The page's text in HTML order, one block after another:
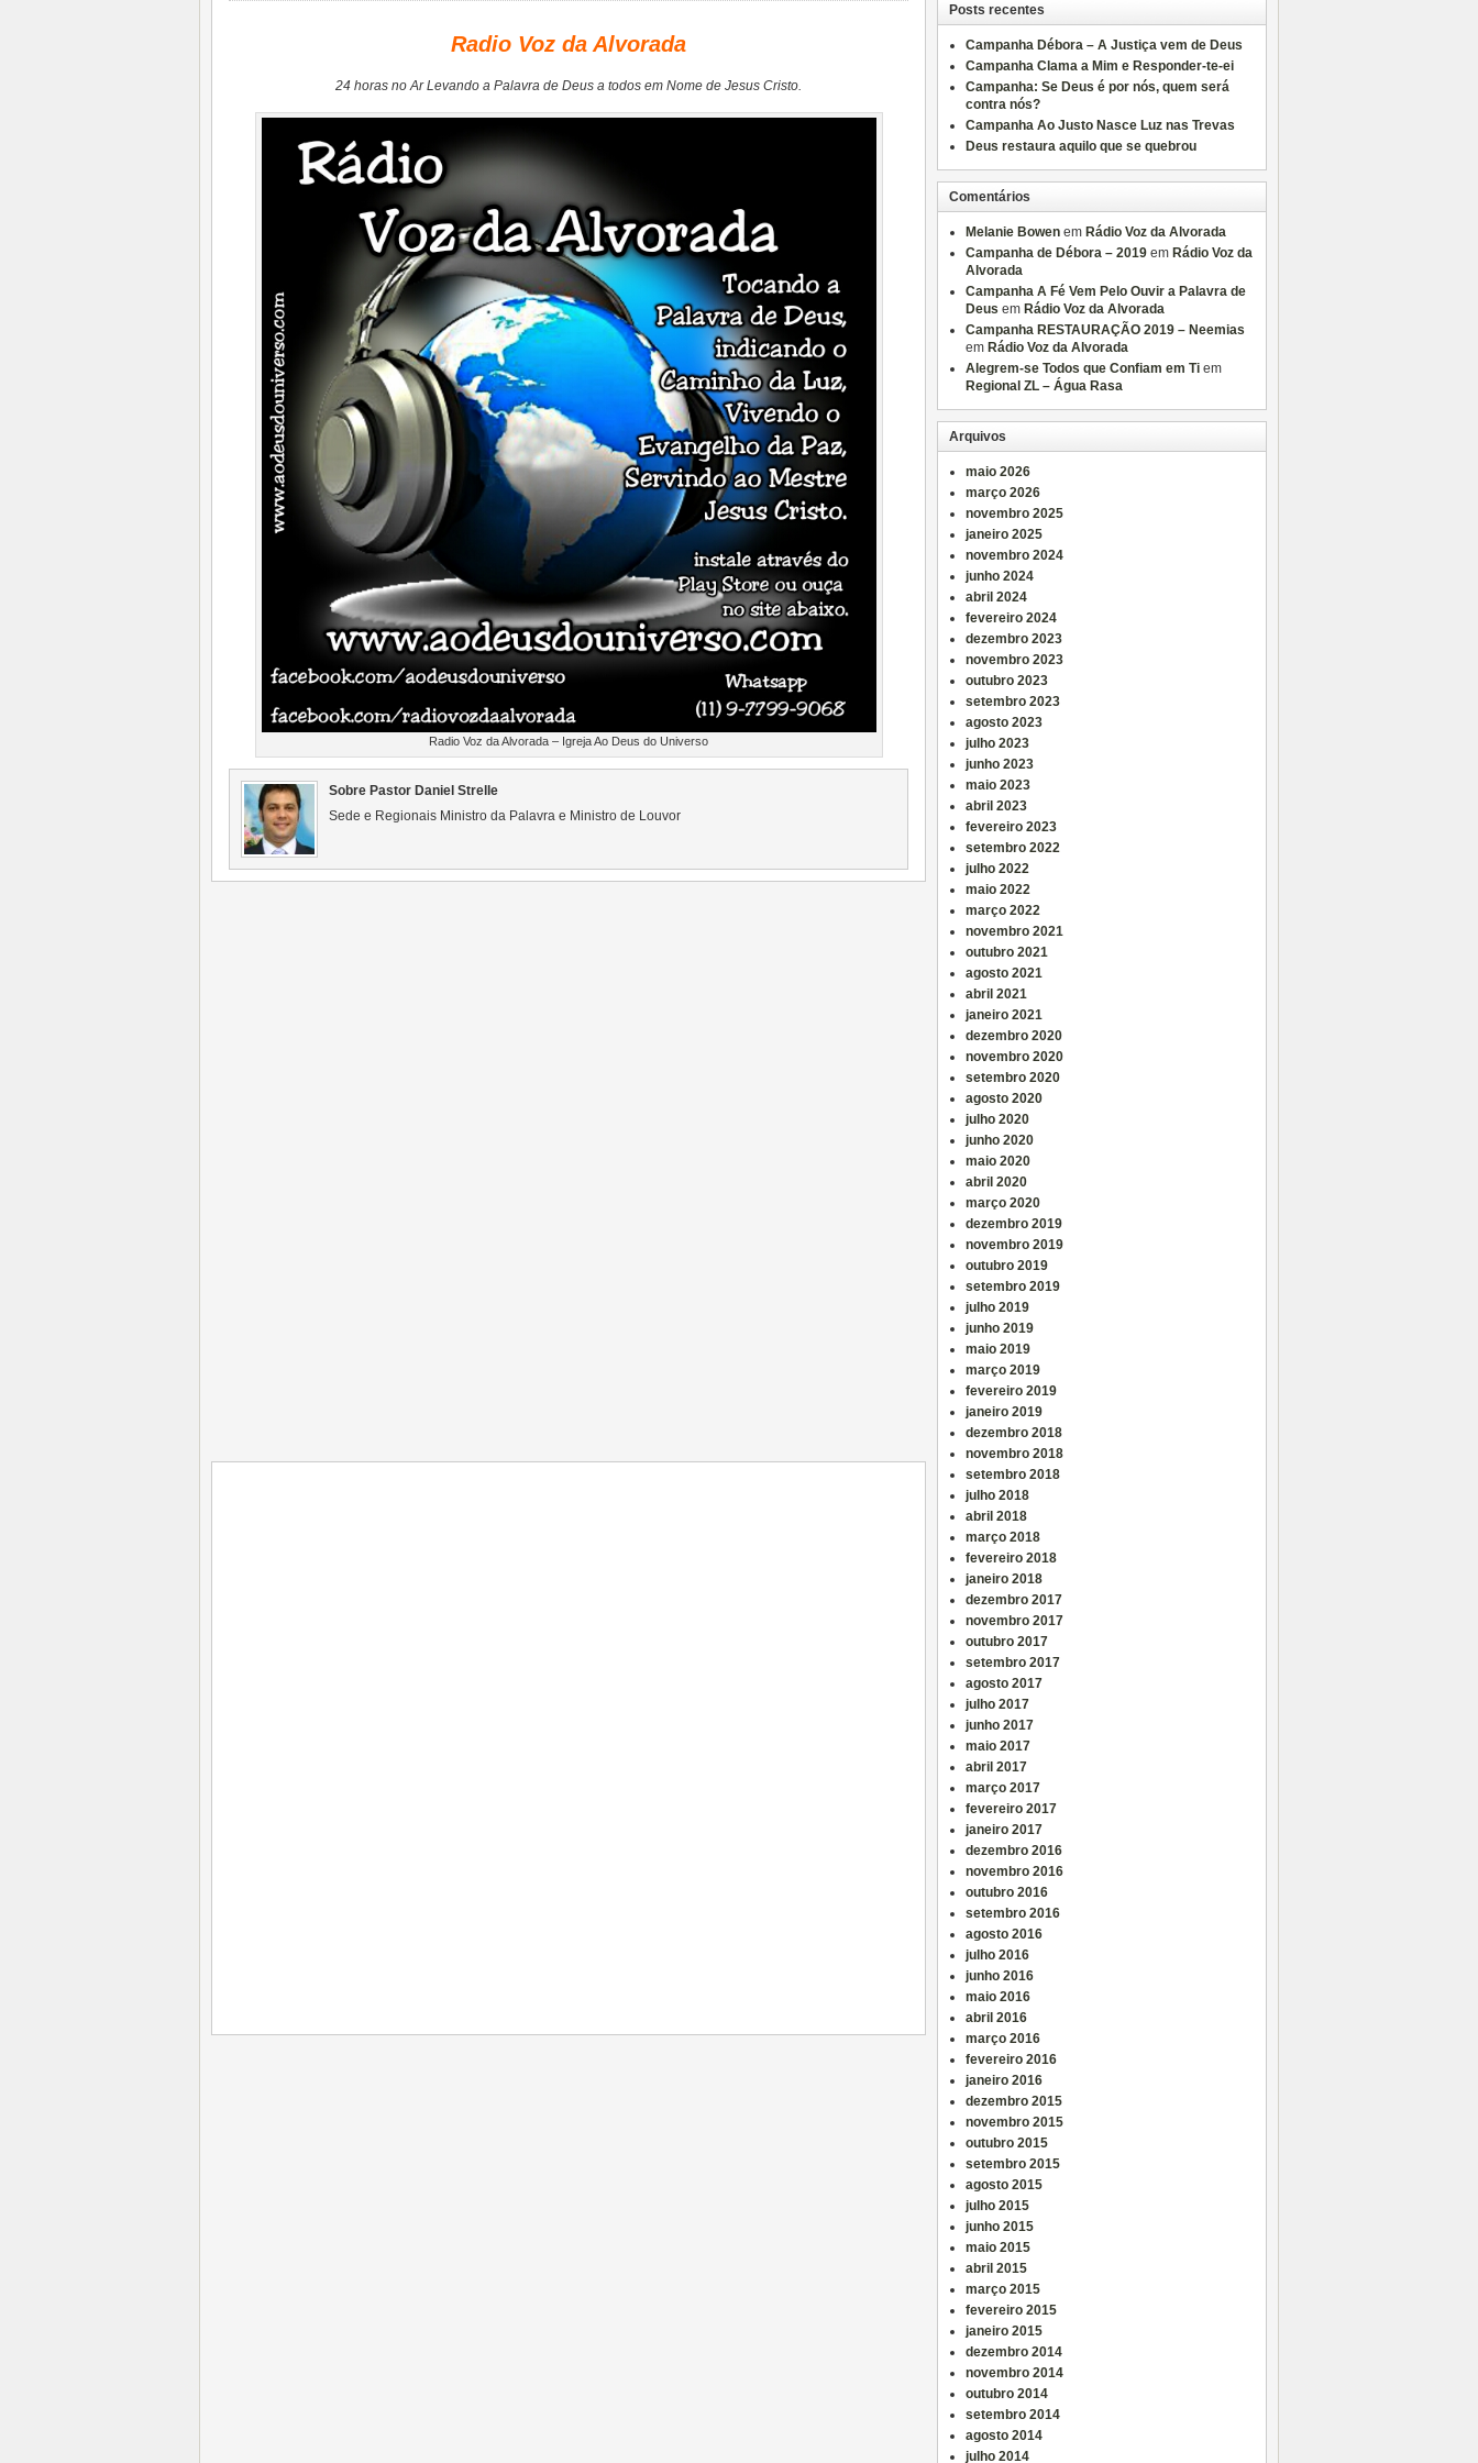
Radio Voz da Alvorada
24 horas no Ar Levando a Palavra de Deus a todos em Nome de Jesus Cristo.
Radio Voz da Alvorada – Igreja Ao Deus do Universo
Sobre Pastor Daniel Strelle
Sede e Regionais Ministro da Palavra e Ministro de Louvor
Posts recentes
Campanha Débora – A Justiça vem de Deus
Campanha Clama a Mim e Responder-te-ei
Campanha: Se Deus é por nós, quem será
contra nós?
Campanha Ao Justo Nasce Luz nas Trevas
Deus restaura aquilo que se quebrou
Comentários
Melanie Bowen em Rádio Voz da Alvorada
Campanha de Débora – 2019 em Rádio Voz da
Alvorada
Campanha A Fé Vem Pelo Ouvir a Palavra de
Deus em Rádio Voz da Alvorada
Campanha RESTAURAÇÃO 2019 – Neemias
em Rádio Voz da Alvorada
Alegrem-se Todos que Confiam em Ti em
Regional ZL – Água Rasa
Arquivos
maio 2026
março 2026
novembro 2025
janeiro 2025
novembro 2024
junho 2024
abril 2024
fevereiro 2024
dezembro 2023
novembro 2023
outubro 2023
setembro 2023
agosto 2023
julho 2023
junho 2023
maio 2023
abril 2023
fevereiro 2023
setembro 2022
julho 2022
maio 2022
março 2022
novembro 2021
outubro 2021
agosto 2021
abril 2021
janeiro 2021
dezembro 2020
novembro 2020
setembro 2020
agosto 2020
julho 2020
junho 2020
maio 2020
abril 2020
março 2020
dezembro 2019
novembro 2019
outubro 2019
setembro 2019
julho 2019
junho 2019
maio 2019
março 2019
fevereiro 2019
janeiro 2019
dezembro 2018
novembro 2018
setembro 2018
julho 2018
abril 2018
março 2018
fevereiro 2018
janeiro 2018
dezembro 2017
novembro 2017
outubro 2017
setembro 2017
agosto 2017
julho 2017
junho 2017
maio 2017
abril 2017
março 2017
fevereiro 2017
janeiro 2017
dezembro 2016
novembro 2016
outubro 2016
setembro 2016
agosto 2016
julho 2016
junho 2016
maio 2016
abril 2016
março 2016
fevereiro 2016
janeiro 2016
dezembro 2015
novembro 2015
outubro 2015
setembro 2015
agosto 2015
julho 2015
junho 2015
maio 2015
abril 2015
março 2015
fevereiro 2015
janeiro 2015
dezembro 2014
novembro 2014
outubro 2014
setembro 2014
agosto 2014
julho 2014